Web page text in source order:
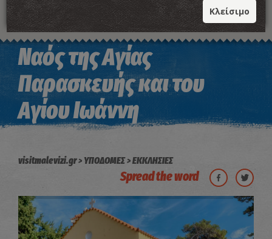
Η εικόνα ενδέχεται να υπόκειται σε πνευματικά δικαιώματα
Ναός της Αγίας
Παρασκευής και του
Αγίου Ιωάννη
visitmalevizi.gr ΥΠΟΔΟΜΕΣ ΕΚΚΛΗΣΙΕΣ
Spread the word
Κλείσιμο